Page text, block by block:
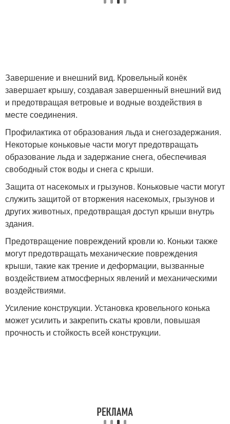
Завершение и внешний вид. Кровельный конёк
завершает крышу, создавая завершенный внешний вид
и предотвращая ветровые и водные воздействия в
месте соединения.
Профилактика от образования льда и снегозадержания.
Некоторые коньковые части могут предотвращать
образование льда и задержание снега, обеспечивая
свободный сток воды и снега с крыши.
Защита от насекомых и грызунов. Коньковые части могут
служить защитой от вторжения насекомых, грызунов и
других животных, предотвращая доступ крыши внутрь
здания.
Предотвращение повреждений кровли ю. Коньки также
могут предотвращать механические повреждения
крыши, такие как трение и деформации, вызванные
воздействием атмосферных явлений и механическими
воздействиями.
Усиление конструкции. Установка кровельного конька
может усилить и закрепить скаты кровли, повышая
прочность и стойкость всей конструкции.